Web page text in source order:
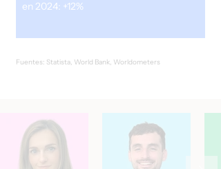
en 2024: +12%
Fuentes: Statista, World Bank, Worldometers